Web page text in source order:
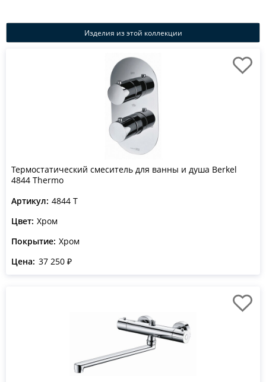
Изделия из этой коллекции
Термостатический смеситель для ванны и душа Berkel
4844 Thermo
Артикул: 4844 T
Цвет: Хром
Покрытие: Хром
Цена: 37 250 ₽